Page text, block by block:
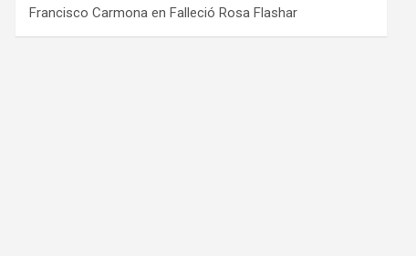
Francisco Carmona enFalleció Rosa Flashar